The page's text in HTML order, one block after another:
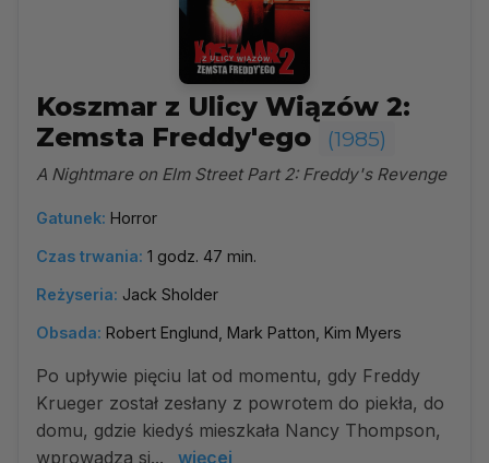
Koszmar z Ulicy Wiązów 2:
Zemsta Freddy'ego
(1985)
A Nightmare on Elm Street Part 2: Freddy's Revenge
Gatunek: Horror
Czas trwania: 1 godz. 47 min.
Reżyseria: Jack Sholder
Obsada: Robert Englund, Mark Patton, Kim Myers
Po upływie pięciu lat od momentu, gdy Freddy
Krueger został zesłany z powrotem do piekła, do
domu, gdzie kiedyś mieszkała Nancy Thompson,
wprowadza si...
więcej